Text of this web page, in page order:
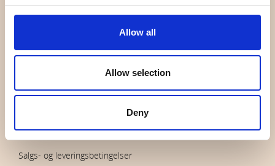
Allow all
Allow selection
Deny
Nyheder
Brands
BESTILLINGER
Salgs- og leveringsbetingelser